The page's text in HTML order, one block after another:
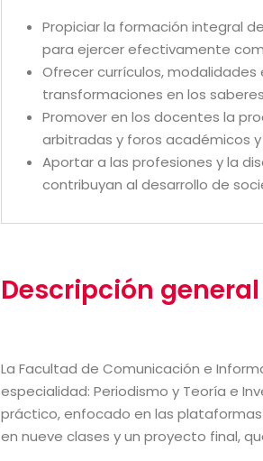
Propiciar la formación integral
para ejercer efectivamente
Ofrecer currículos,
transformaciones en los
Promover en los docentes la
arbitradas y foros académicos
Aportar a las profesiones y la
contribuyan al desarrollo de
Descripción general
La Facultad de Comunicación e
especialidad: Periodismo y Teoría e
práctico, enfocado en las
en nueve clases y un proyecto final,